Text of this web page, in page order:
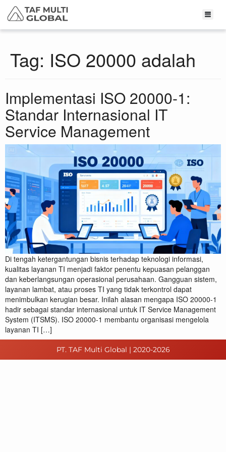
Tag: ISO 20000 adalah
Implementasi ISO 20000-1:
Standar Internasional IT
Service Management
Di tengah ketergantungan bisnis terhadap teknologi informasi,
kualitas layanan TI menjadi faktor penentu kepuasan pelanggan
dan keberlangsungan operasional perusahaan. Gangguan sistem,
layanan lambat, atau proses TI yang tidak terkontrol dapat
menimbulkan kerugian besar. Inilah alasan mengapa ISO 20000-1
hadir sebagai standar internasional untuk IT Service Management
System (ITSMS). ISO 20000-1 membantu organisasi mengelola
layanan TI […]
PT. TAF Multi Global | 2020-2026